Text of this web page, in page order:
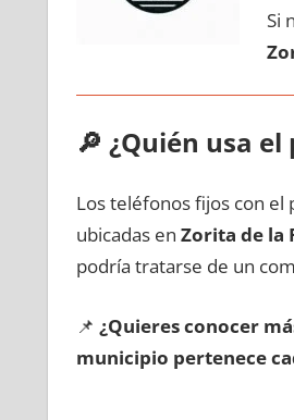
Si
🔎 ¿Quién usa el
Los teléfonos fijos сοn
ubicadas en Zorita dе la
podría tratarse dе un
📌 ¿Quieres conocer
municipio pertenece